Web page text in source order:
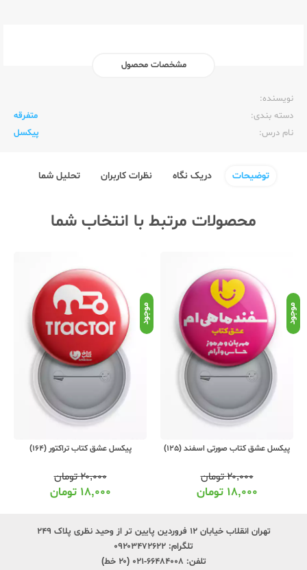
مشخصات محصول
نویسنده:‌
دسته بندی:
متفرقه
نام درس:
پیکسل
توضیحات دریک نگاه نظرات کاربران تحلیل شما
محصولات مرتبط با انتخاب شما
(125)
موجود
پیکسل عشق کتاب تراکتور (164)
۲۰,۰۰۰
۱۸,۰۰۰
موجود
پیکسل عشق کتاب شروع رویا
۲۰,۰۰۰
۱۸,۰۰۰
تهران انقلاب خیابان ۱۲ فروردین پایین تر از وحید نظری پلاک ۲۴۹
تلگرام: ۰۹۲۰۳۴۷۲۶۲۲
تلفن: ۶۶۴۸۴۰۰۸-۰۲۱ (۲۰ خط)